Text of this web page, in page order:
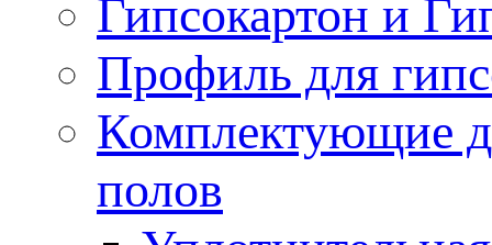
Гипсокартон и
Профиль для
Комплектующие
полов